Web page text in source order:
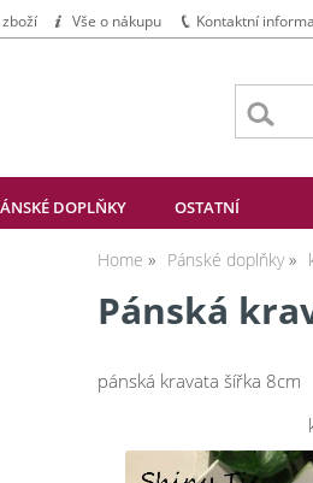
DOPLŇKY OSTATNÍ
Vše o nákupu Kontaktní
Home Pánské doplňky
Pánská
pánská kravata šířka 8cm